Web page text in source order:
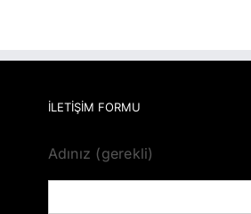
İLETİŞİM FORMU
Adınız (gerekli)